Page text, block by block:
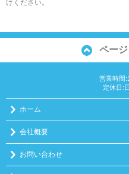
けください。
ペー
営業時間
定休日:
ホーム
会社概要
お問い合わせ